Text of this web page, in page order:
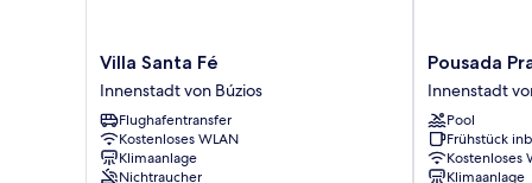
Villa
Santa
Fé
Innenstadt
von
Búzios
Villa Santa Fé
Innenstadt von Búzios
Flughafentransfer
Kostenloses WLAN
Klimaanlage
Nichtraucher
Pousada
Praia
do
Carioca
Innenstadt
von
Pousada
Innenstadt
Pool
Frühstück
Kostenloses
Klimaanlage